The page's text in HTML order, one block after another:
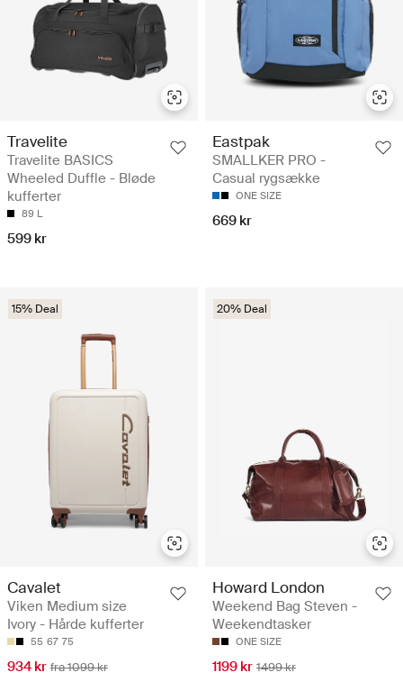
Travelite
Travelite BASICS
Wheeled Duffle - Bløde
kufferter
89 L
599 kr
Eastpak
SMALLKER PRO -
Casual rygsække
ONE SIZE
669 kr
15% Deal
Cavalet
Viken Medium size
Ivory - Hårde kufferter
55 67 75
934 kr fra 1099 kr
20% Deal
Howard London
Weekend Bag Steven -
Weekendtasker
ONE SIZE
1199 kr 1499 kr